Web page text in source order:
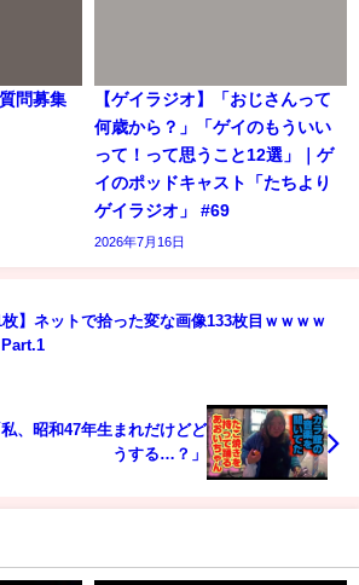
問募集
【ゲイラジオ】「おじさんって
何歳から？」「ゲイのもういい
って！って思うこと12選」｜ゲ
イのポッドキャスト「たちより
ゲイラジオ」 #69
2026年7月16日
枚】ネットで拾った変な画像133枚目ｗｗｗｗ
、昭和47年生まれだけどど
うする…？」